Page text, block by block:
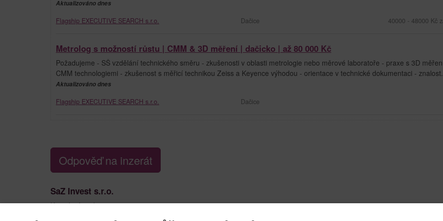
Aktualizováno dnes
Flagship EXECUTIVE SEARCH s.r.o. Dačice 40000 - 48000 Kč
Metrolog s možností růstu | CMM & 3D měření | dačicko | až 80 000 Kč
Požadujeme - SŠ vzdělání technického směru - zkušenosti v oblasti metrologie nebo měrové laboratoře - praxe s 3D
CMM technologiemi - zkušenost s měřicí technikou Zeiss a Keyence výhodou - orientace v technické dokumentaci - znalost...
Aktualizováno dnes
Flagship EXECUTIVE SEARCH s.r.o. Dačice
Odpověď na inzerát
SaZ Invest s.r.o.
Kontaktní osoba: